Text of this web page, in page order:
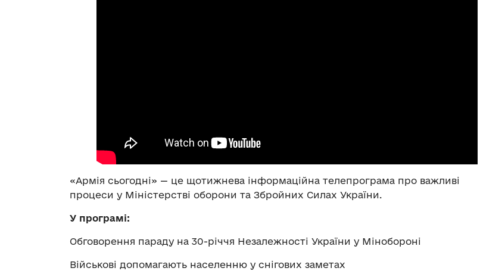
«Армія сьогодні» — це щотижнева інформаційна телепрограма про важливі
процеси у Міністерстві оборони та Збройних Силах України.
У програмі:
Обговорення параду на 30-річчя Незалежності України у Мінобороні
Військові допомагають населенню у снігових заметах